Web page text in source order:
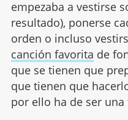
empezaba a vestirse
resultado), ponerse
orden o incluso
canción favorita de
que se tienen que
que tienen que
por ello ha de ser